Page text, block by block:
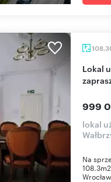
Lokal użytkowy 108m² z parkingiem i klimatem
999
lokal
Na